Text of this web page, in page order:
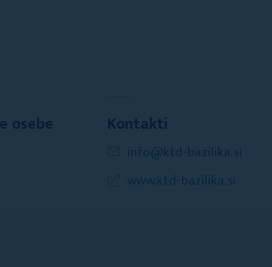
osebe Kontakti
info@ktd-bazilika.si
www.ktd-bazilika.si